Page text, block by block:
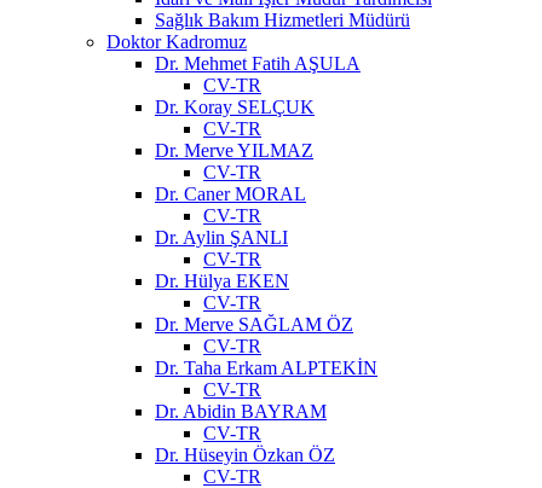
Sağlık Bakım Hizmetleri Müdürü
Doktor Kadromuz
Dr. Mehmet Fatih AŞULA
CV-TR
Dr. Koray SELÇUK
CV-TR
Dr. Merve YILMAZ
CV-TR
Dr. Caner MORAL
CV-TR
Dr. Aylin ŞANLI
CV-TR
Dr. Hülya EKEN
CV-TR
Dr. Merve SAĞLAM ÖZ
CV-TR
Dr. Taha Erkam ALPTEKİN
CV-TR
Dr. Abidin BAYRAM
CV-TR
Dr. Hüseyin Özkan ÖZ
CV-TR